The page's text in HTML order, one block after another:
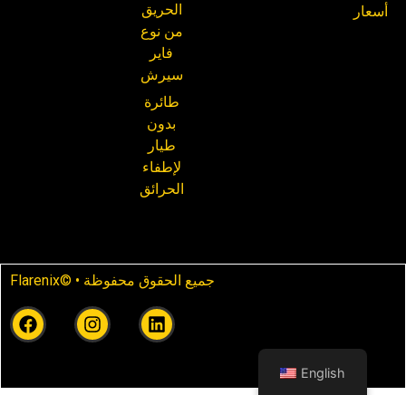
الحريق
من نوع
فاير
سيرش
طائرة
بدون
طيار
لإطفاء
الحرائق
أسعار
Flarenix© • جميع الحقوق محفوظة
English